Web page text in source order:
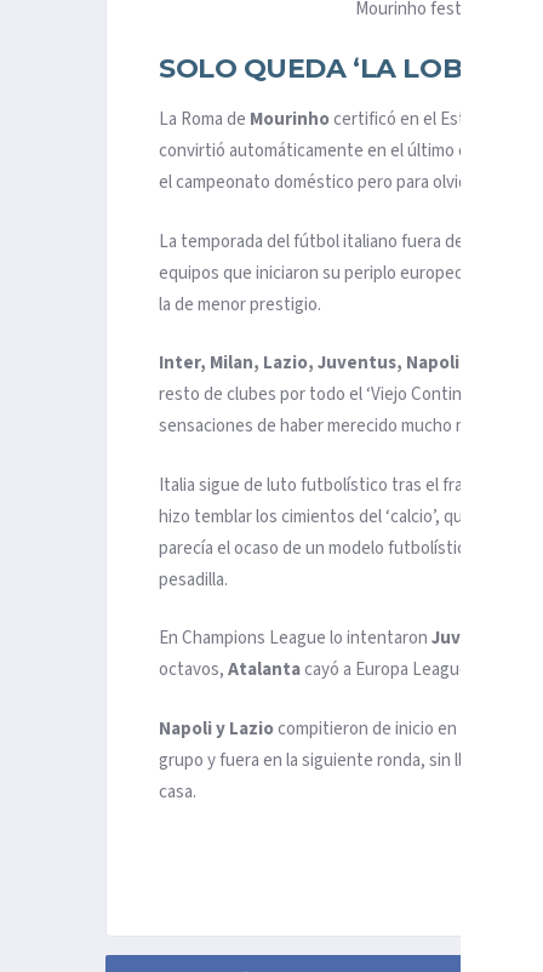
Mourinho festeja con la
SOLO QUEDA ‘LA LOBA’
La Roma de Mourinhocertificó en el Estadio
convirtió automáticamente en el último cartucho
el campeonato doméstico pero para olvidar en
La temporada del fútbol italiano fuera de sus
equipos que iniciaron su periplo europeo en tres
la de menor prestigio.
Inter, Milan, Lazio, Juventus, Napoli, Atalanta
resto de clubes por todo el ‘Viejo Continente’,
sensaciones de haber merecido mucho más. Quizá
Italia sigue de luto futbolístico tras el fracaso de no
hizo temblar los cimientos del ‘calcio’, que urge
parecía el ocaso de un modelo futbolístico que
pesadilla.
En Champions League lo intentaronJuventus,
octavos,Atalantacayó a Europa League y el
Napoli y Laziocompitieron de inicio en Europa
grupo y fuera en la siguiente ronda, sin llegar a
casa.